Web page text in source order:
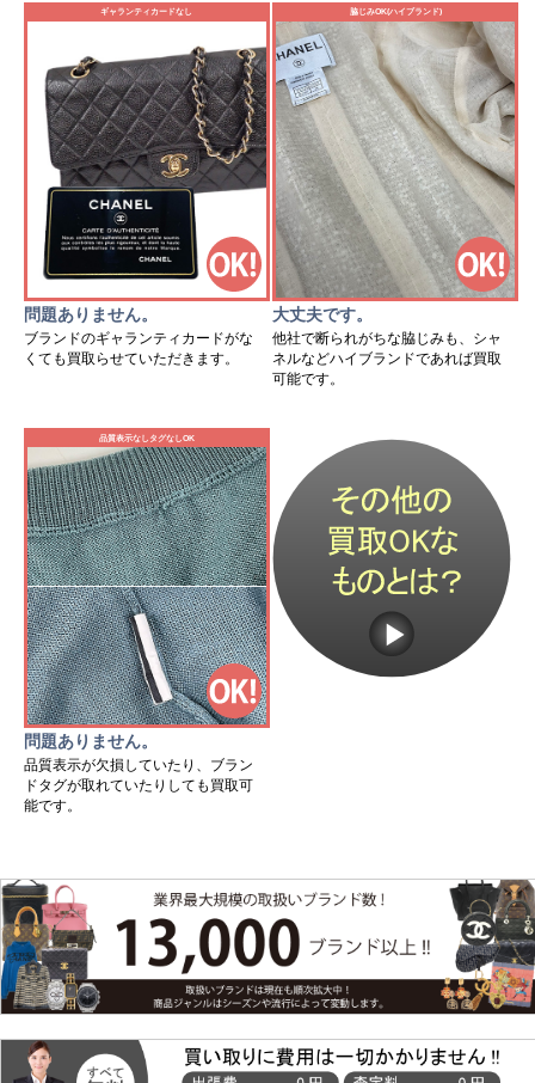
ギャランティカードなし
問題ありません。
ブランドのギャランティカードがな
くても買取らせていただきます。
脇じみOK(ハイブランド)
大丈夫です。
他社で断られがちな脇じみも、シャ
ネルなどハイブランドであれば買取
可能です。
品質表示なしタグなしOK
問題ありません。
品質表示が欠損していたり、ブラン
ドタグが取れていたりしても買取可
能です。